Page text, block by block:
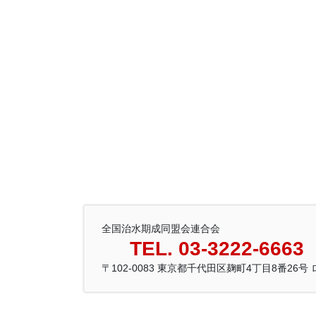
全国治水期成同盟会連合会
TEL. 03-3222-6663
〒102-0083 東京都千代田区麹町4丁目8番26号